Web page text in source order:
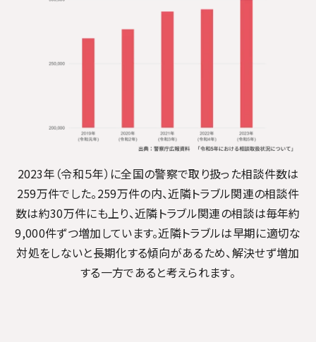
2023年（令和５年）に全国の警察で取り扱った相談件数は
259万件でした。259万件の内、近隣トラブル関連の相談件
数は約30万件にも上り、近隣トラブル関連の相談は毎年約
9,000件ずつ増加しています。近隣トラブルは早期に適切な
対処をしないと長期化する傾向があるため、解決せず増加
する一方であると考えられます。